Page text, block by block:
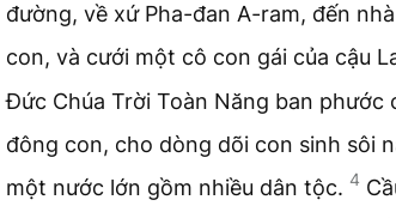
đường, về xứ Pha-đan A-ram, đến
con, và cưới một cô con gái của cậu
Đức Chúa Trời Toàn Năng ban phước
đông con, cho dòng dõi con sinh sôi
một nước lớn gồm nhiều dân tộc. 4